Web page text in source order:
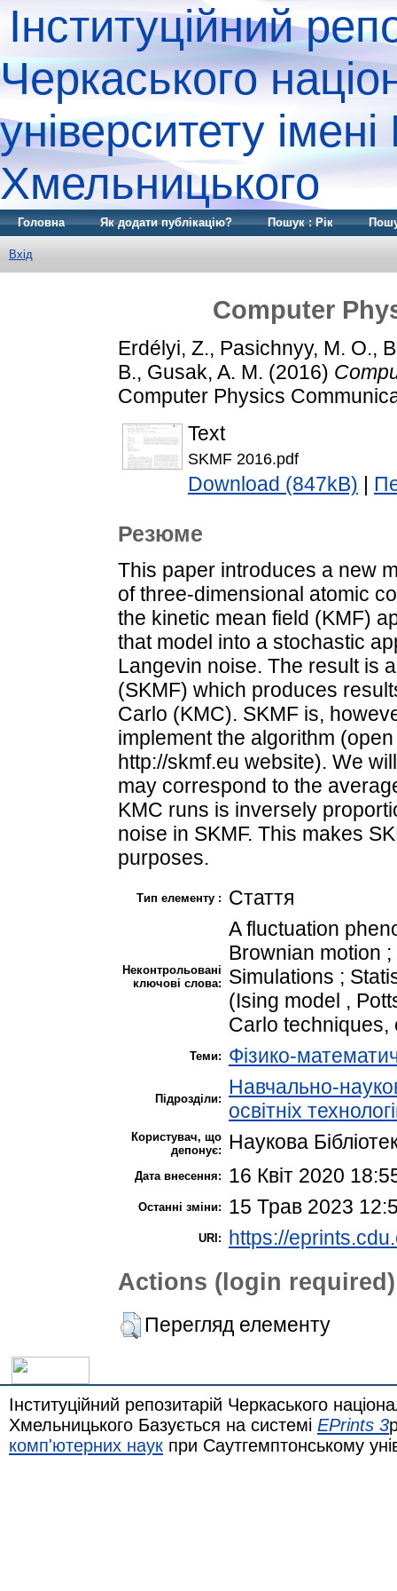
Інституційний
Черкаського
університету
Хмельницького
Головна Як додати публікацію? Пошук : Рік
Вхід
Computer
Erdélyi, Z., Pasichnyy, M. O.,
B., Gusak, A. M. (2016)
Computer Physics
Text
SKMF 2016.pdf
Download (847kB)
Резюме
This paper introduces a new
of three-dimensional atomic
the kinetic mean field (KMF)
that model into a stochastic
Langevin noise. The result is
(SKMF) which produces
Carlo (KMC). SKMF is,
implement the algorithm
http://skmf.eu website). We
may correspond to the
KMC runs is inversely
noise in SKMF. This makes
purposes.
Тип елементу : Стаття
Неконтрольовані
ключові слова:
A fluctuation
Brownian motion
Simulations ;
(Ising model ,
Carlo techniques,
Теми: Фізико-
Підрозділи:
Навчально-
освітніх
Користувач, що
депонує:
Наукова
Дата внесення: 16 Квіт 2020
Останні зміни: 15 Трав 2023
URI: https://
Actions (login required)
Перегляд елементу
Інституційний репозитарій Черкаського
Хмельницького Базується на системі EPrints 3
комп'ютерних наук при Саутгемптонському